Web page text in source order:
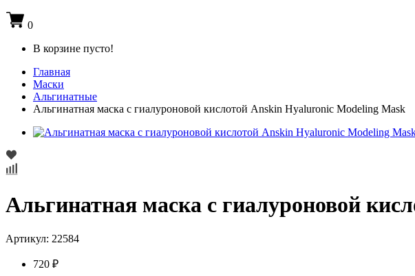
0
В корзине пусто!
Главная
Маски
Альгинатные
Альгинатная маска с гиалуроновой кислотой Anskin Hyaluronic Modeling Mask
Альгинатная маска с гиалуроновой
Артикул: 22584
720 ₽